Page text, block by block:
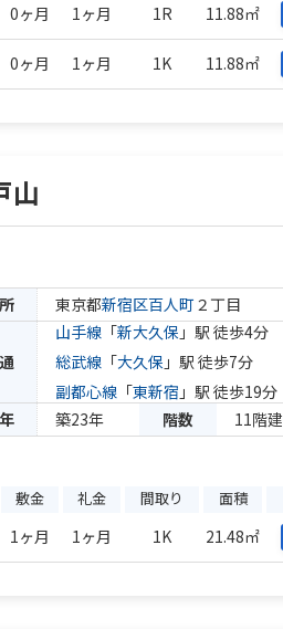
0ヶ月 1ヶ月 1R 11.88㎡
0ヶ月 1ヶ月 1K 11.88㎡
山
東京都新宿区百人町 ２丁目
山手線 「新大久保 」駅 徒歩4分
総武線 「大久保 」駅 徒歩7分
副都心線 「東新宿 」駅 徒歩19分
築23年 階数 11階建
敷金 礼金 間取り 面積
1ヶ月 1ヶ月 1K 21.48㎡